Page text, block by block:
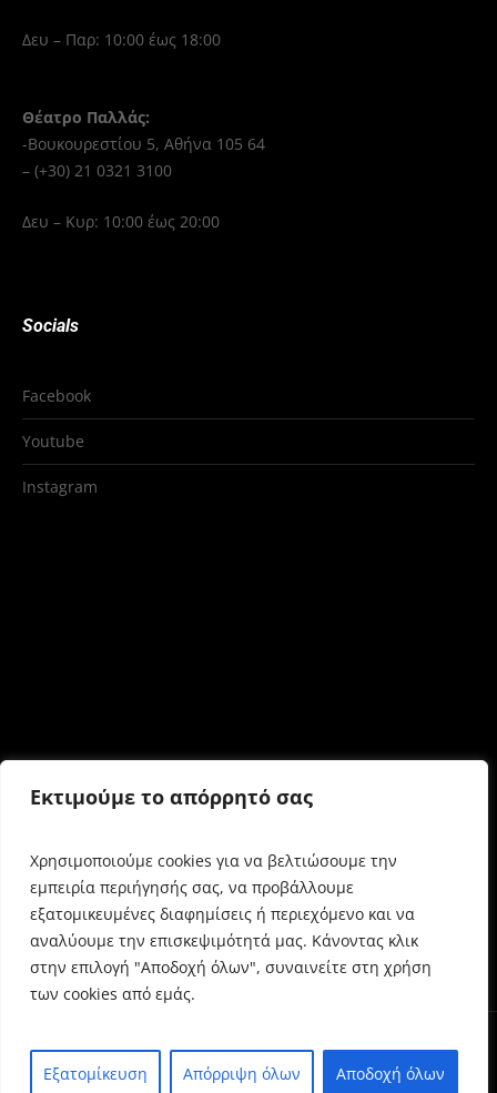
Εκτιμούμε το απόρρητό σας
Χρησιμοποιούμε cookies για να βελτιώσουμε την
εμπειρία περιήγησής σας, να προβάλλουμε
εξατομικευμένες διαφημίσεις ή περιεχόμενο και να
αναλύουμε την επισκεψιμότητά μας. Κάνοντας κλικ
στην επιλογή "Αποδοχή όλων", συναινείτε στη χρήση
των cookies από εμάς.
Εξατομίκευση Απόρριψη όλων Αποδοχή όλων
Δευ – Παρ: 10:00 έως 18:00
Θέατρο Παλλάς:
-Βουκουρεστίου 5, Αθήνα 105 64
– (+30) 21 0321 3100
Δευ – Κυρ: 10:00 έως 20:00
Socials
Facebook
Youtube
Instagram